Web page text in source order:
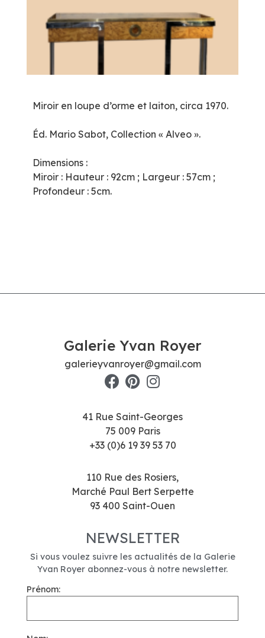
Miroir en loupe d’orme et laiton, circa 1970.
Éd. Mario Sabot, Collection « Alveo ».
Dimensions :
Miroir : Hauteur : 92cm ; Largeur : 57cm ;
Profondeur : 5cm.
Galerie Yvan Royer
galerieyvanroyer@gmail.com
41 Rue Saint-Georges
75 009 Paris
+33 (0)6 19 39 53 70
110 Rue des Rosiers,
Marché Paul Bert Serpette
93 400 Saint-Ouen
NEWSLETTER
Si vous voulez suivre les actualités de la Galerie
Yvan Royer abonnez-vous à notre newsletter.
Prénom: